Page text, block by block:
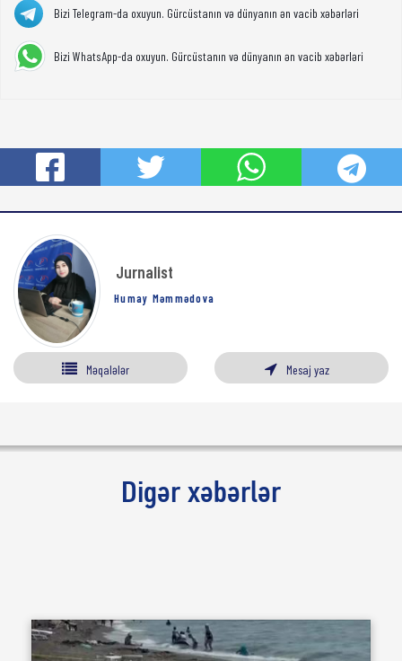
Bizi Telegram-da oxuyun. Gürcüstanın və dünyanın ən vacib xəbərləri
Bizi WhatsApp-da oxuyun. Gürcüstanın və dünyanın ən vacib xəbərləri
Jurnalist
Humay Məmmədova
Məqalələr Mesaj yaz
Digər xəbərlər